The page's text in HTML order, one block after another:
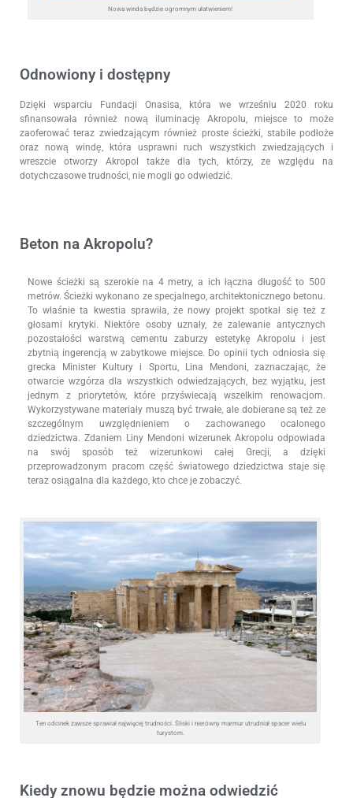
Nowa winda będzie ogromnym ułatwieniem!
Odnowiony i dostępny
Dzięki wsparciu Fundacji Onasisa, która we wrześniu 2020 roku
sfinansowała również nową iluminację Akropolu, miejsce to może
zaoferować teraz zwiedzającym również proste ścieżki, stabile podłoże
oraz nową windę, która usprawni ruch wszystkich zwiedzających i
wreszcie otworzy Akropol także dla tych, którzy, ze względu na
dotychczasowe trudności, nie mogli go odwiedzić.
Beton na Akropolu?
Nowe ścieżki są szerokie na 4 metry, a ich łączna długość to 500
metrów. Ścieżki wykonano ze specjalnego, architektonicznego betonu.
To właśnie ta kwestia sprawiła, że nowy projekt spotkał się też z
głosami krytyki. Niektóre osoby uznały, że zalewanie antycznych
pozostałości warstwą cementu zaburzy estetykę Akropolu i jest
zbytnią ingerencją w zabytkowe miejsce. Do opinii tych odniosła się
grecka Minister Kultury i Sportu, Lina Mendoni, zaznaczając, że
otwarcie wzgórza dla wszystkich odwiedzających, bez wyjątku, jest
jednym z priorytetów, które przyświecają wszelkim renowacjom.
Wykorzystywane materiały muszą być trwałe, ale dobierane są też ze
szczególnym uwzględnieniem o zachowanego ocalonego
dziedzictwa. Zdaniem Liny Mendoni wizerunek Akropolu odpowiada
na swój sposób też wizerunkowi całej Grecji, a dzięki
przeprowadzonym pracom część światowego dziedzictwa staje się
teraz osiągalna dla każdego, kto chce je zobaczyć.
Ten odcinek zawsze sprawiał najwięcej trudności. Śliski i nierówny marmur utrudniał spacer wielu
turystom.
Kiedy znowu będzie można odwiedzić